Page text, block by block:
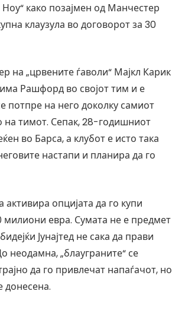
Ноу“ како позајмен од Манчестер
клаузула во договорот за 30
на „црвените ѓаволи“ Мајкл Карик
Рашфорд во својот тим и е
потпре на него доколку самиот
на тимот. Сепак, 28-годишниот
во Барса, а клубот е исто така
настапи и планира да го
активира опцијата да го купи
евра. Сумата не е предмет
Јунајтед не сака да прави
неодамна, „блауграните“ се
да го привлечат напаѓачот, но
донесена.